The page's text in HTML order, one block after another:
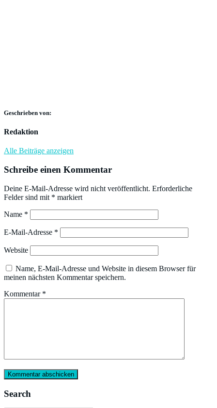
Geschrieben von:
Redaktion
Alle Beiträge anzeigen
Schreibe einen Kommentar
Deine E-Mail-Adresse wird nicht veröffentlicht. Erforderliche
Felder sind mit * markiert
Name *
E-Mail-Adresse *
Website
Name, E-Mail-Adresse und Website in diesem Browser für
meinen nächsten Kommentar speichern.
Kommentar *
Search